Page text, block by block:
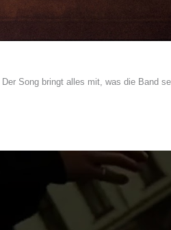
Song bringt alles mit, was die Band